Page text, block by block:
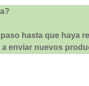
hasta que haya
enviar nuevos